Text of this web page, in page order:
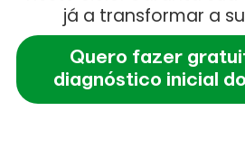
já a transformar a
Quero fazer
diagnóstico inicial